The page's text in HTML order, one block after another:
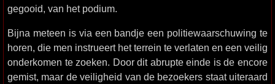
gegooid, van het podium.
Bijna meteen is via een bandje een politiewaarschuwing te
horen, die men instrueert het terrein te verlaten en een veilig
onderkomen te zoeken. Door dit abrupte einde is de encore
gemist, maar de veiligheid van de bezoekers staat uiteraard